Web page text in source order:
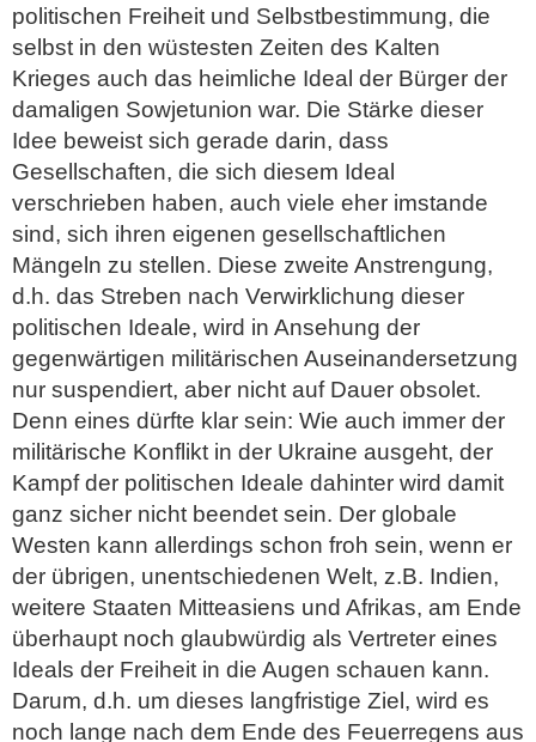
politischen Freiheit und Selbstbestimmung, die
selbst in den wüstesten Zeiten des Kalten
Krieges auch das heimliche Ideal der Bürger der
damaligen Sowjetunion war. Die Stärke dieser
Idee beweist sich gerade darin, dass
Gesellschaften, die sich diesem Ideal
verschrieben haben, auch viele eher imstande
sind, sich ihren eigenen gesellschaftlichen
Mängeln zu stellen. Diese zweite Anstrengung,
d.h. das Streben nach Verwirklichung dieser
politischen Ideale, wird in Ansehung der
gegenwärtigen militärischen Auseinandersetzung
nur suspendiert, aber nicht auf Dauer obsolet.
Denn eines dürfte klar sein: Wie auch immer der
militärische Konflikt in der Ukraine ausgeht, der
Kampf der politischen Ideale dahinter wird damit
ganz sicher nicht beendet sein. Der globale
Westen kann allerdings schon froh sein, wenn er
der übrigen, unentschiedenen Welt, z.B. Indien,
weitere Staaten Mitteasiens und Afrikas, am Ende
überhaupt noch glaubwürdig als Vertreter eines
Ideals der Freiheit in die Augen schauen kann.
Darum, d.h. um dieses langfristige Ziel, wird es
noch lange nach dem Ende des Feuerregens aus